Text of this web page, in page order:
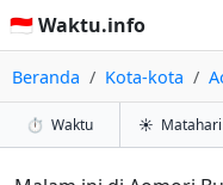
🇮🇩 Waktu.info
Beranda Kota-kota
⏱️ Waktu ☀️ Matahari